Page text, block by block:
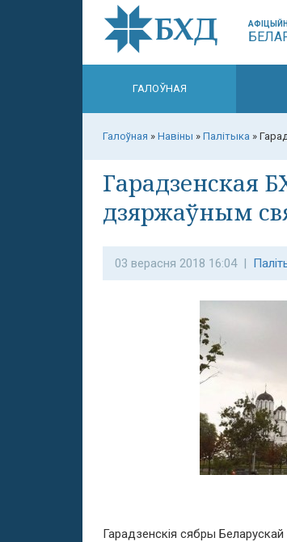
ГАЛОЎНАЯ
Галоўная » Навіны » Палітыка »
Гарадзенская
дзяржаўным
03 верасня 2018 16:04 |
Гарадзенскія сябры